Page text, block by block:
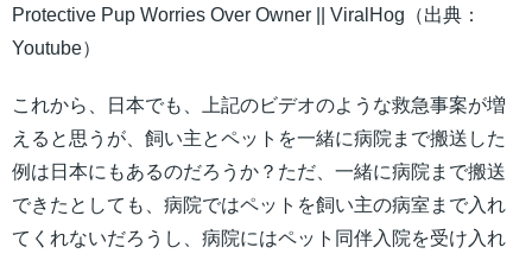
Protective Pup Worries Over Owner || ViralHog（出典：
Youtube）
これから、日本でも、上記のビデオのような救急事案が増
えると思うが、飼い主とペットを一緒に病院まで搬送した
例は日本にもあるのだろうか？ただ、一緒に病院まで搬送
できたとしても、病院ではペットを飼い主の病室まで入れ
てくれないだろうし、病院にはペット同伴入院を受け入れ